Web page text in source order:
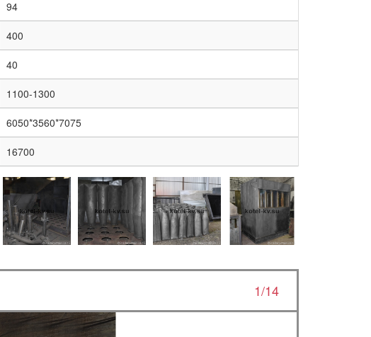
94
400
40
1100-1300
6050*3560*7075
16700
1/14